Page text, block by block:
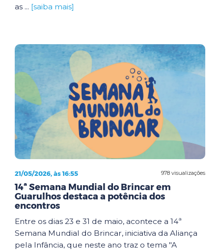
as ... [saiba mais]
978 visualizações
21/05/2026, às 16:55
14ª Semana Mundial do Brincar em
Guarulhos destaca a potência dos
encontros
Entre os dias 23 e 31 de maio, acontece a 14ª
Semana Mundial do Brincar, iniciativa da Aliança
pela Infância, que neste ano traz o tema "A